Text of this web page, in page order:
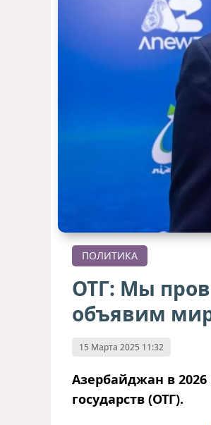
ПОЛИТИКА
ОТГ: Мы
объявим
15 Марта 2025 11:32
Азербайджан в
государств (ОТГ).